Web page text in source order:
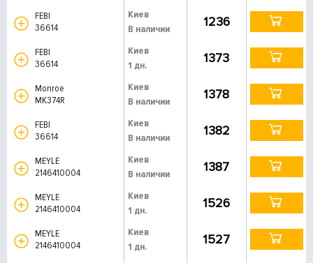
FEBI
36614
Киев
В наличии
1236
FEBI
36614
Киев
1 дн.
1373
Monroe
MK374R
Киев
В наличии
1378
FEBI
36614
Киев
В наличии
1382
MEYLE
2146410004
Киев
В наличии
1387
MEYLE
2146410004
Киев
1 дн.
1526
MEYLE
2146410004
Киев
1 дн.
1527